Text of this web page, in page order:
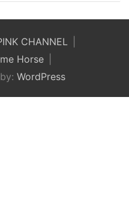
CHANNEL
Horse
WordPress